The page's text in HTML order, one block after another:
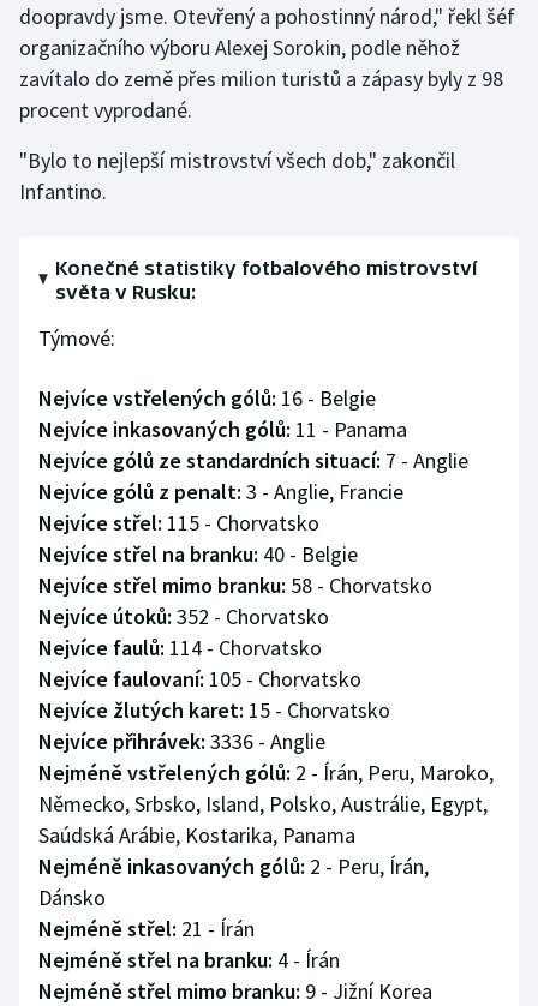
doopravdy jsme. Otevřený a pohostinný národ," řekl šéf
organizačního výboru Alexej Sorokin, podle něhož
zavítalo do země přes milion turistů a zápasy byly z 98
procent vyprodané.
"Bylo to nejlepší mistrovství všech dob," zakončil
Infantino.
Konečné statistiky fotbalového mistrovství
světa v Rusku:
Týmové:
Nejvíce vstřelených gólů: 16 - Belgie
Nejvíce inkasovaných gólů: 11 - Panama
Nejvíce gólů ze standardních situací: 7 - Anglie
Nejvíce gólů z penalt: 3 - Anglie, Francie
Nejvíce střel: 115 - Chorvatsko
Nejvíce střel na branku: 40 - Belgie
Nejvíce střel mimo branku: 58 - Chorvatsko
Nejvíce útoků: 352 - Chorvatsko
Nejvíce faulů: 114 - Chorvatsko
Nejvíce faulovaní: 105 - Chorvatsko
Nejvíce žlutých karet: 15 - Chorvatsko
Nejvíce přihrávek: 3336 - Anglie
Nejméně vstřelených gólů: 2 - Írán, Peru, Maroko,
Německo, Srbsko, Island, Polsko, Austrálie, Egypt,
Saúdská Arábie, Kostarika, Panama
Nejméně inkasovaných gólů: 2 - Peru, Írán,
Dánsko
Nejméně střel: 21 - Írán
Nejméně střel na branku: 4 - Írán
Nejméně střel mimo branku: 9 - Jižní Korea